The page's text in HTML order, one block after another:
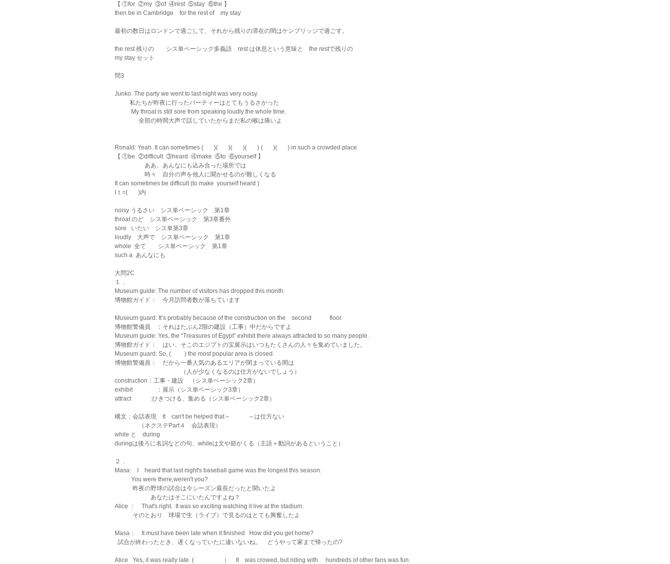
【 ①for  ②my  ③of  ④rest  ⑤stay  ⑥the 】
then be in Cambridge　for the rest of　my stay
最初の数日はロンドンで過ごして、それから残りの滞在の間はケンブリッジで過ごす。
the rest 残りの　　シス単ベーシック多義語　rest は休息という意味と　the restで残りの
my stay セット
問3
Junko: The party we went to last night was very noisy.
          私たちが昨夜に行ったパーティーはとてもうるさかった
           My throat is still sore from speaking loudly the whole time.
全部の時間大声で話していたからまだ私の喉は痛いよ
Ronald: Yeah. It can sometimes (       )(       )(       )(       ) (       )(       ) in such a crowded place.
【 ①be  ②difficult  ③heard  ④make  ⑤to  ⑥yourself 】
ああ、あんなにも込み合った場所では
時々　自分の声を他人に聞かせるのが難しくなる
It can sometimes be difficult (to make  yourself heard )
Iｔ=(       )内
noisy うるさい　シス単ベーシック　第1章
throat のど　シス単ベーシック　第3章番外
sore   いたい　シス単第3章
loudly　大声で　シス単ベーシック　第1章
whole  全て　　シス単ベーシック　第1章
such a  あんなにも
大問2C
１．
Museum guide: The number of visitors has dropped this month.
博物館ガイド：　今月訪問者数が落ちています
Museum guard: It’s probably because of the construction on the　second　　　floor.
博物館警備員　：それはたぶん2階の建設（工事）中だからですよ
Museum guide: Yes, the “Treasures of Egypt” exhibit there always attracted to so many people.
博物館ガイド：　はい、そこのエジプトの宝展示はいつもたくさんの人々を集めていました。
Museum guard: So, ( 　　) the most popular area is closed.
博物館警備員：　だから一番人気のあるエリアが閉まっている間は
（人が少なくなるのは仕方がないでしょう）
construction：工事・建設　（シス単ベーシック2章）
exhibit　　　　：展示（シス単ベーシック3章）
attract             :ひきつける、集める（シス単ベーシック2章）
構文：会話表現　It　can't be helped that～　　　～は仕方ない
（ネクステPart４　会話表現）
while と　during
duringは後ろに名詞などの句、whileは文や節がくる（主語＋動詞があるということ）
２．
Masa:　I　heard that last night's baseball game was the longest this season.
           You were there,weren't you?
            昨夜の野球の試合は今シーズン最長だったと聞いたよ
あなたはそこにいたんですよね？
Alice ：　That's right.  It was so exciting watching it live at the stadium.
            そのとおり　球場で生（ライブ）で見るのはとても興奮したよ
Masa：　It must have been late when it finished.  How did you get home?
  試合が終わったとき、遅くなっていたに違いないね。　どうやって家まで帰ったの?
Alice   Yes, it was really late. (　　　　　）　It　was crowed, but riding with 　hundreds of other fans was fun.